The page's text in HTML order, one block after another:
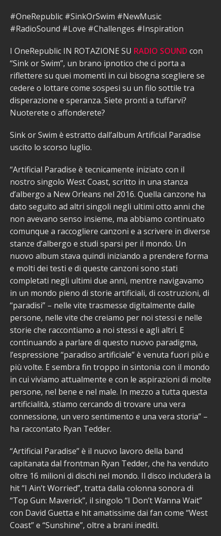
#OneRepublic #SinkOrSwim #NewMusic
#RadioSound #Love #Challenges #Inspiration
I OneRepublic IN ROTAZIONE SU RADIO SOUND con
“Sink or Swim”, un brano ipnotico che ci porta a
riflettere su quei momenti in cui bisogna scegliere se
cedere o lottare come sospesi su un filo sottile tra
disperazione e speranza. Siete pronti a tuffarvi?
Nuoterete o affonderete?
Sink or Swim è estratto dall’album Artificial Paradise
uscito lo scorso luglio.
“Artificial Paradise è tecnicamente iniziato con il
nostro singolo West Coast, scritto in una stanza
d’albergo a New Orleans nel 2016. Quella canzone ha
dato seguito ad altri singoli negli ultimi otto anni che
non avevano senso insieme, ma abbiamo continuato
comunque a raccogliere canzoni e a scrivere in diverse
stanze d’albergo e studi sparsi per il mondo. Un
nuovo album stava quindi iniziando a prendere forma
e molti dei testi e di queste canzoni sono stati
completati negli ultimi due anni, mentre navigavamo
in un mondo pieno di storie artificiali, di costruzioni, di
“paradisi” – nelle vite trasmesse digitalmente dalle
persone, nelle vite che creiamo per noi stessi e nelle
storie che raccontiamo a noi stessi e agli altri. E
continuando a parlare di questo nuovo paradigma,
l’espressione “paradiso artificiale” è venuta fuori più e
più volte. E sembra fin troppo in sintonia con il mondo
in cui viviamo attualmente e con le aspirazioni di molte
persone, nel bene e nel male. In mezzo a tutta questa
artificialità, stiamo cercando di trovare una vera
connessione, un vero sentimento e una vera storia” –
ha raccontato Ryan Tedder.
“Artificial Paradise” è il nuovo lavoro della band
capitanata dal frontman Ryan Tedder, che ha venduto
oltre 16 milioni di dischi nel mondo. Il disco includerà la
hit “I Ain’t Worried”, tratta dalla colonna sonora di
“Top Gun: Maverick”, il singolo “I Don’t Wanna Wait”
con David Guetta e hit amatissime dai fan come “West
Coast” e “Sunshine”, oltre a brani inediti.